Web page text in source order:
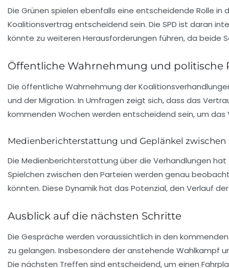
Die Grünen spielen ebenfalls eine entscheidende Rolle in
Koalitionsvertrag entscheidend sein. Die SPD ist daran
könnte zu weiteren Herausforderungen führen, da beide
Öffentliche Wahrnehmung und politische
Die öffentliche Wahrnehmung der
und derMigration. In Umfragen zeigt sich, dass das
kommenden Wochen werden entscheidend sein, um das
Medienberichterstattung und Geplänkel zwischen
Die Medienberichterstattung über die Verhandlungen
Spielchen zwischen den Parteien werden genau
könnten. Diese Dynamik hat das Potenzial, den Verlauf
Ausblick auf die nächsten Schritte
Die Gespräche werden voraussichtlich in den
zu gelangen. Insbesondere der anstehende Wahlkampf
Die nächsten Treffen sind entscheidend, um einen